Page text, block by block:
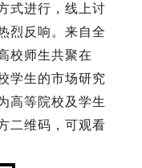
式进行， 线上讨
烈反响。来自全
校师生共聚在
学生的市场研究
高等院校及学生
二维码，可观看